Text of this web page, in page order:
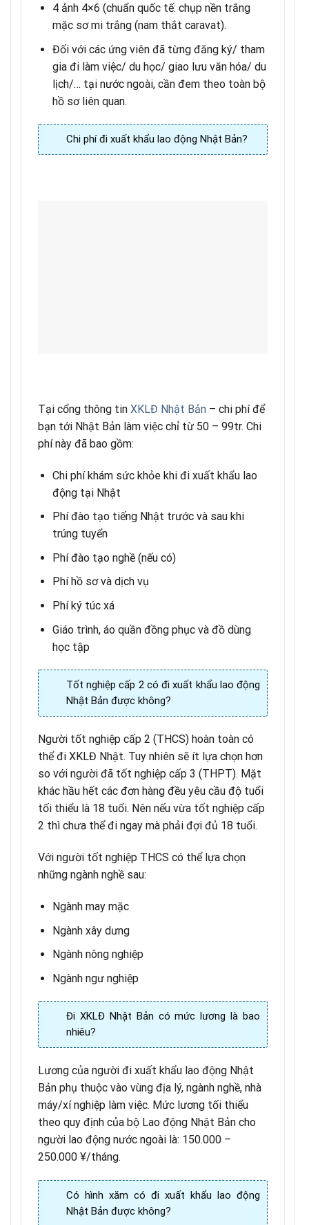
4 ảnh 4×6 (chuẩn quốc tế: chụp nền trắng
mặc sơ mi trắng (nam thắt caravat).
Đối với các ứng viên đã từng đăng ký/ tham
gia đi làm việc/ du học/ giao lưu văn hóa/ du
lịch/… tại nước ngoài, cần đem theo toàn bộ
hồ sơ liên quan.
Chi phí đi xuất khẩu lao động Nhật Bản?
Tại cổng thông tin XKLĐ Nhật Bản – chi phí để
bạn tới Nhật Bản làm việc chỉ từ 50 – 99tr. Chi
phí này đã bao gồm:
Chi phí khám sức khỏe khi đi xuất khẩu lao
động tại Nhật
Phí đào tạo tiếng Nhật trước và sau khi
trúng tuyển
Phí đào tạo nghề (nếu có)
Phí hồ sơ và dịch vụ
Phí ký túc xá
Giáo trình, áo quần đồng phục và đồ dùng
học tập
Tốt nghiệp cấp 2 có đi xuất khẩu lao động
Nhật Bản được không?
Người tốt nghiệp cấp 2 (THCS) hoàn toàn có
thể đi XKLĐ Nhật. Tuy nhiên sẽ ít lựa chọn hơn
so với người đã tốt nghiệp cấp 3 (THPT). Mặt
khác hầu hết các đơn hàng đều yêu cầu độ tuổi
tối thiểu là 18 tuổi. Nên nếu vừa tốt nghiệp cấp
2 thì chưa thể đi ngay mà phải đợi đủ 18 tuổi.
Với người tốt nghiệp THCS có thể lựa chọn
những ngành nghề sau:
Ngành may mặc
Ngành xây dưng
Ngành nông nghiệp
Ngành ngư nghiệp
Đi XKLĐ Nhật Bản có mức lương là bao
nhiêu?
Lương của người đi xuất khẩu lao động Nhật
Bản phụ thuộc vào vùng địa lý, ngành nghề, nhà
máy/xí nghiệp làm việc. Mức lương tối thiểu
theo quy định của bộ Lao động Nhật Bản cho
người lao động nước ngoài là: 150.000 –
250.000 ¥/tháng.
Có hình xăm có đi xuất khẩu lao động
Nhật Bản được không?